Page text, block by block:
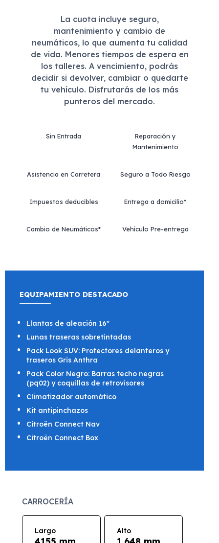
La cuota incluye seguro,
mantenimiento y cambio de
neumáticos, lo que aumenta tu calidad
de vida. Menores tiempos de espera en
los talleres. A vencimiento, podrás
decidir si devolver, cambiar o quedarte
tu vehículo. Disfrutarás de los más
punteros del mercado.
Sin Entrada
Reparación y
Mantenimiento
Asistencia en Carretera Seguro a Todo Riesgo
Impuestos deducibles Entrega a domicilio*
Cambio de Neumáticos* Vehículo Pre-entrega
EQUIPAMIENTO DESTACADO
Llantas de aleación 16"
Lunas traseras sobretintadas
Pack Look SUV: Protectores delanteros y
traseros Gris Anthra
Pack Color Negro: Barras techo negras
(pq02) y coquillas de retrovisores
Climatizador automático
Kit antipinchazos
Citroën Connect Nav
Citroën Connect Box
CARROCERÍA
Largo Alto